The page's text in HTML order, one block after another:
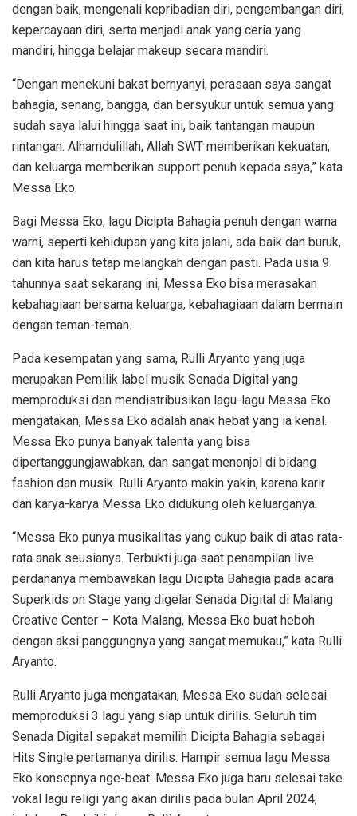
dengan baik, mengenali kepribadian diri, pengembangan diri,
kepercayaan diri, serta menjadi anak yang ceria yang
mandiri, hingga belajar makeup secara mandiri.
“Dengan menekuni bakat bernyanyi, perasaan saya sangat
bahagia, senang, bangga, dan bersyukur untuk semua yang
sudah saya lalui hingga saat ini, baik tantangan maupun
rintangan. Alhamdulillah, Allah SWT memberikan kekuatan,
dan keluarga memberikan support penuh kepada saya,” kata
Messa Eko.
Bagi Messa Eko, lagu Dicipta Bahagia penuh dengan warna
warni, seperti kehidupan yang kita jalani, ada baik dan buruk,
dan kita harus tetap melangkah dengan pasti. Pada usia 9
tahunnya saat sekarang ini, Messa Eko bisa merasakan
kebahagiaan bersama keluarga, kebahagiaan dalam bermain
dengan teman-teman.
Pada kesempatan yang sama, Rulli Aryanto yang juga
merupakan Pemilik label musik Senada Digital yang
memproduksi dan mendistribusikan lagu-lagu Messa Eko
mengatakan, Messa Eko adalah anak hebat yang ia kenal.
Messa Eko punya banyak talenta yang bisa
dipertanggungjawabkan, dan sangat menonjol di bidang
fashion dan musik. Rulli Aryanto makin yakin, karena karir
dan karya-karya Messa Eko didukung oleh keluarganya.
“Messa Eko punya musikalitas yang cukup baik di atas rata-
rata anak seusianya. Terbukti juga saat penampilan live
perdananya membawakan lagu Dicipta Bahagia pada acara
Superkids on Stage yang digelar Senada Digital di Malang
Creative Center – Kota Malang, Messa Eko buat heboh
dengan aksi panggungnya yang sangat memukau,” kata Rulli
Aryanto.
Rulli Aryanto juga mengatakan, Messa Eko sudah selesai
memproduksi 3 lagu yang siap untuk dirilis. Seluruh tim
Senada Digital sepakat memilih Dicipta Bahagia sebagai
Hits Single pertamanya dirilis. Hampir semua lagu Messa
Eko konsepnya nge-beat. Messa Eko juga baru selesai take
vokal lagu religi yang akan dirilis pada bulan April 2024,